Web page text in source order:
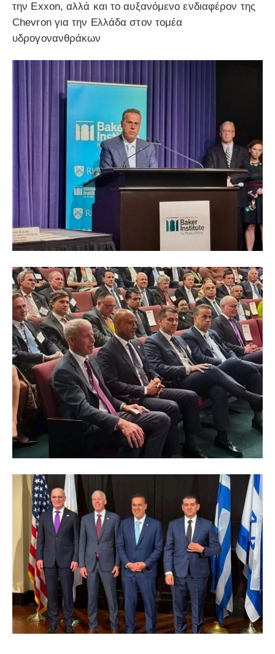
την Exxon, αλλά και το αυξανόμενο ενδιαφέρον της
Chevron για την Ελλάδα στον τομέα
υδρογονανθράκων